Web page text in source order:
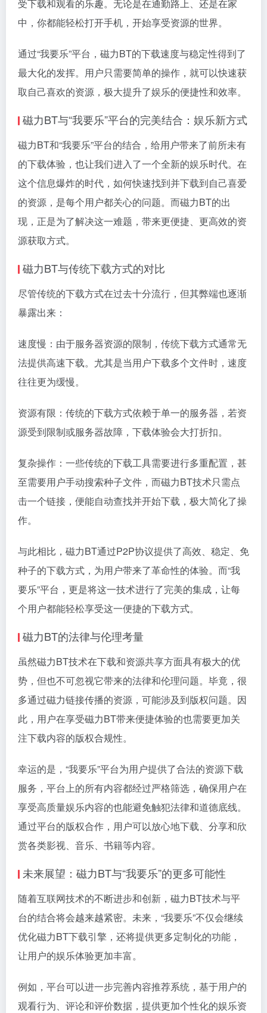
受下载和观看的乐趣。无论是在通勤路上、还是在家
中，你都能轻松打开手机，开始享受资源的世界。
通过“我要乐”平台，磁力BT的下载速度与稳定性得到了
最大化的发挥。用户只需要简单的操作，就可以快速获
取自己喜欢的资源，极大提升了娱乐的便捷性和效率。
磁力BT与“我要乐”平台的完美结合：娱乐新方式
磁力BT和“我要乐”平台的结合，给用户带来了前所未有
的下载体验，也让我们进入了一个全新的娱乐时代。在
这个信息爆炸的时代，如何快速找到并下载到自己喜爱
的资源，是每个用户都关心的问题。而磁力BT的出
现，正是为了解决这一难题，带来更便捷、更高效的资
源获取方式。
磁力BT与传统下载方式的对比
尽管传统的下载方式在过去十分流行，但其弊端也逐渐
暴露出来：
速度慢：由于服务器资源的限制，传统下载方式通常无
法提供高速下载。尤其是当用户下载多个文件时，速度
往往更为缓慢。
资源有限：传统的下载方式依赖于单一的服务器，若资
源受到限制或服务器故障，下载体验会大打折扣。
复杂操作：一些传统的下载工具需要进行多重配置，甚
至需要用户手动搜索种子文件，而磁力BT技术只需点
击一个链接，便能自动查找并开始下载，极大简化了操
作。
与此相比，磁力BT通过P2P协议提供了高效、稳定、免
种子的下载方式，为用户带来了革命性的体验。而“我
要乐”平台，更是将这一技术进行了完美的集成，让每
个用户都能轻松享受这一便捷的下载方式。
磁力BT的法律与伦理考量
虽然磁力BT技术在下载和资源共享方面具有极大的优
势，但也不可忽视它带来的法律和伦理问题。毕竟，很
多通过磁力链接传播的资源，可能涉及到版权问题。因
此，用户在享受磁力BT带来便捷体验的也需要更加关
注下载内容的版权合规性。
幸运的是，“我要乐”平台为用户提供了合法的资源下载
服务，平台上的所有内容都经过严格筛选，确保用户在
享受高质量娱乐内容的也能避免触犯法律和道德底线。
通过平台的版权合作，用户可以放心地下载、分享和欣
赏各类影视、音乐、书籍等内容。
未来展望：磁力BT与“我要乐”的更多可能性
随着互联网技术的不断进步和创新，磁力BT技术与平
台的结合将会越来越紧密。未来，“我要乐”不仅会继续
优化磁力BT下载引擎，还将提供更多定制化的功能，
让用户的娱乐体验更加丰富。
例如，平台可以进一步完善内容推荐系统，基于用户的
观看行为、评论和评价数据，提供更加个性化的娱乐资